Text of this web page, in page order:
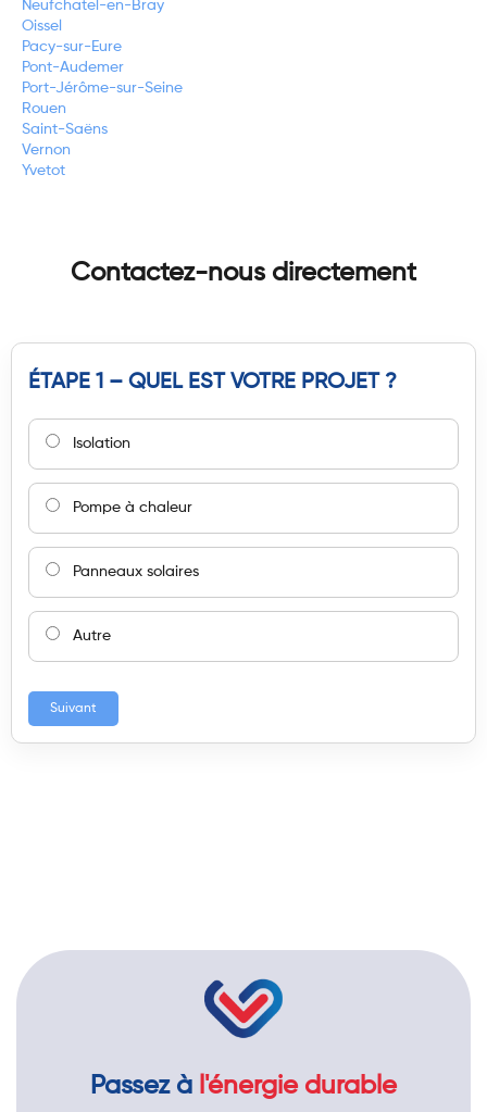
Neufchatel-en-Bray
Oissel
Pacy-sur-Eure
Pont-Audemer
Port-Jérôme-sur-Seine
Rouen
Saint-Saëns
Vernon
Yvetot
Contactez-nous directement
ÉTAPE 1 – QUEL EST VOTRE PROJET ?
Isolation
Pompe à chaleur
Panneaux solaires
Autre
Suivant
Passez à l'énergie durable